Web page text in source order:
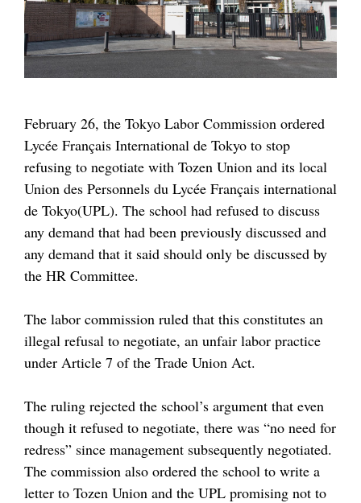
February 26, the Tokyo Labor Commission ordered
Lycée Français International de Tokyo to stop
refusing to negotiate with Tozen Union and its local
Union des Personnels du Lycée Français international
de Tokyo(UPL). The school had refused to discuss
any demand that had been previously discussed and
any demand that it said should only be discussed by
the HR Committee.
The labor commission ruled that this constitutes an
illegal refusal to negotiate, an unfair labor practice
under Article 7 of the Trade Union Act.
The ruling rejected the school’s argument that even
though it refused to negotiate, there was “no need for
redress” since management subsequently negotiated.
The commission also ordered the school to write a
letter to Tozen Union and the UPL promising not to